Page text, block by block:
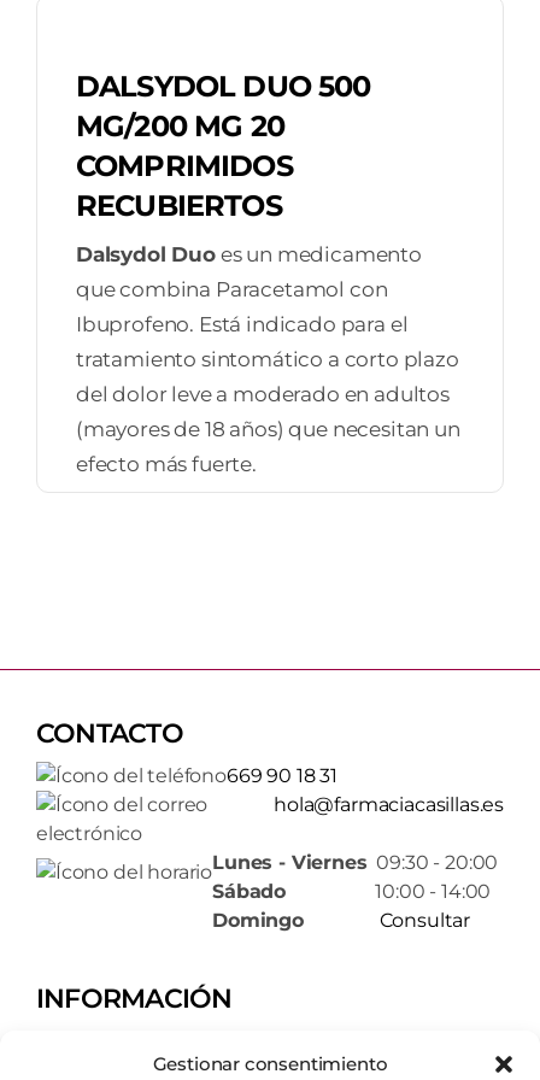
Gestionar consentimiento
DALSYDOL DUO 500
MG/200 MG 20
COMPRIMIDOS
RECUBIERTOS
Dalsydol Duoes un medicamento
que combina Paracetamol con
Ibuprofeno. Está indicado para el
tratamiento sintomático a corto plazo
del dolor leve a moderado en adultos
(mayores de 18 años) que necesitan un
efecto más fuerte.
CONTACTO
669 90 18 31
hola@farmaciacasillas.es
Lunes - Viernes 09:30 - 20:00
Sábado 10:00 - 14:00
Domingo
Consultar
INFORMACIÓN